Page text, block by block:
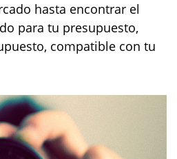
hasta encontrar el
para tu presupuesto,
compatible con tu